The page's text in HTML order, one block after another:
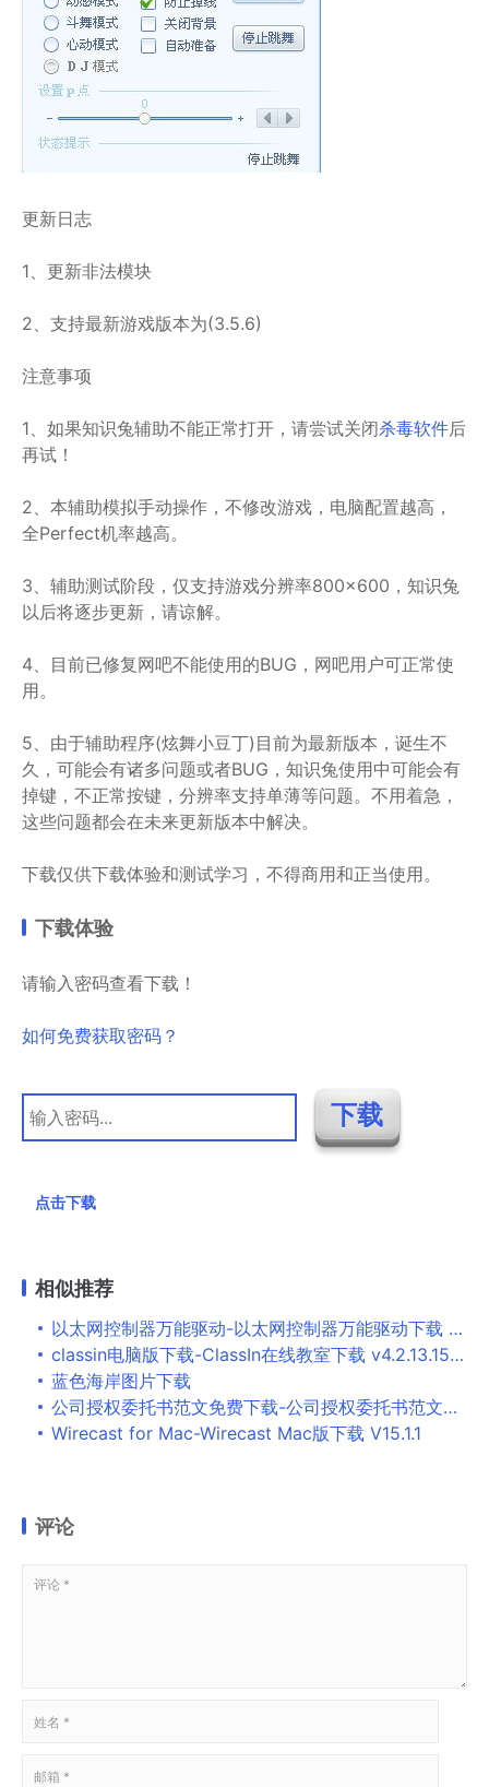
更新日志
1、更新非法模块
2、支持最新游戏版本为(3.5.6)
注意事项
1、如果知识兔辅助不能正常打开，请尝试关闭杀毒软件后
再试！
2、本辅助模拟手动操作，不修改游戏，电脑配置越高，
全Perfect机率越高。
3、辅助测试阶段，仅支持游戏分辨率800×600，知识兔
以后将逐步更新，请谅解。
4、目前已修复网吧不能使用的BUG，网吧用户可正常使
用。
5、由于辅助程序(炫舞小豆丁)目前为最新版本，诞生不
久，可能会有诸多问题或者BUG，知识兔使用中可能会有
掉键，不正常按键，分辨率支持单薄等问题。不用着急，
这些问题都会在未来更新版本中解决。
下载仅供下载体验和测试学习，不得商用和正当使用。
下载体验
请输入密码查看下载！
如何免费获取密码？
点击下载
相似推荐
以太网控制器万能驱动-以太网控制器万能驱动下载 2015最新版
classin电脑版下载-ClassIn在线教室下载 v4.2.13.15官方版
蓝色海岸图片下载
公司授权委托书范文免费下载-公司授权委托书范文下载 免费版
Wirecast for Mac-Wirecast Mac版下载 V15.1.1
评论